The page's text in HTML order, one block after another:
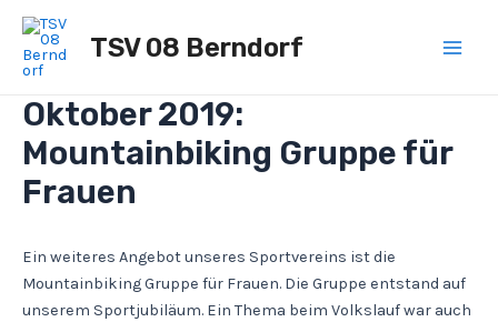
Inhalt
springen
TSV 08 Berndorf
Oktober 2019:
Mountainbiking Gruppe für
Frauen
Ein weiteres Angebot unseres Sportvereins ist die
Mountainbiking Gruppe für Frauen. Die Gruppe entstand auf
unserem Sportjubiläum. Ein Thema beim Volkslauf war auch
navigation